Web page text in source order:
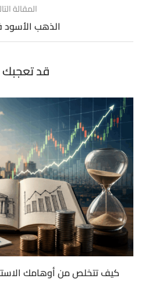
المقالة
الذهب
قد تعجبك
كيف تتخلص من أوهامك